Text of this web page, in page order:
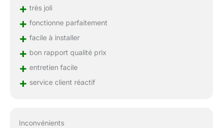
+ très joli
+ fonctionne parfaitement
+ facile à installer
+ bon rapport qualité prix
+ entretien facile
+ service client réactif
Inconvénients